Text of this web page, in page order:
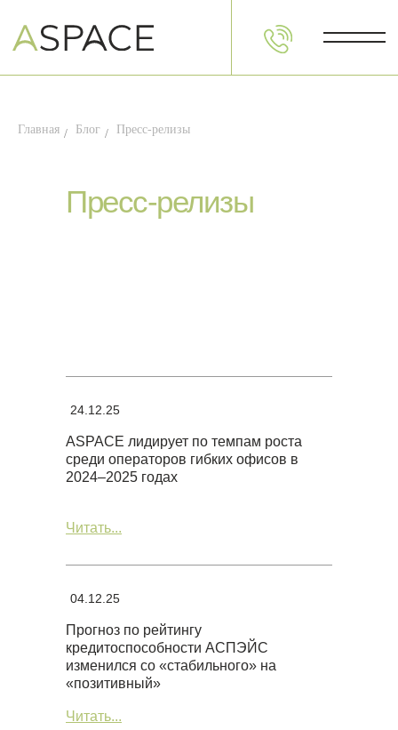
Главная / Блог / Пресс-релизы
Пресс-релизы
24.12.25
ASPACE лидирует по темпам роста
среди операторов гибких офисов в
2024–2025 годах
Читать...
04.12.25
Прогноз по рейтингу
кредитоспособности АСПЭЙС
изменился со «стабильного» на
«позитивный»
Читать...